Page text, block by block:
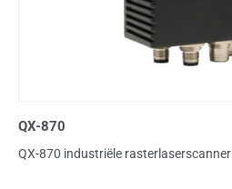
QX-870
QX-870 industriële rasterlaserscanner